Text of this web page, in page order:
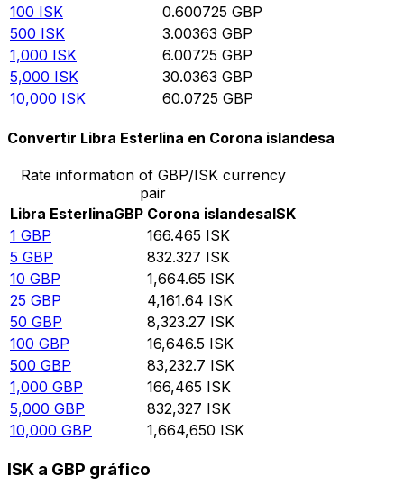
100 ISK 0.600725 GBP
500 ISK 3.00363 GBP
1,000 ISK 6.00725 GBP
5,000 ISK 30.0363 GBP
10,000 ISK 60.0725 GBP
Convertir Libra Esterlina en Corona islandesa
Rate information of GBP/ISK currency
pair
Libra EsterlinaGBP Corona islandesaISK
1 GBP 166.465 ISK
5 GBP 832.327 ISK
10 GBP 1,664.65 ISK
25 GBP 4,161.64 ISK
50 GBP 8,323.27 ISK
100 GBP 16,646.5 ISK
500 GBP 83,232.7 ISK
1,000 GBP 166,465 ISK
5,000 GBP 832,327 ISK
10,000 GBP 1,664,650 ISK
ISK a GBP gráfico